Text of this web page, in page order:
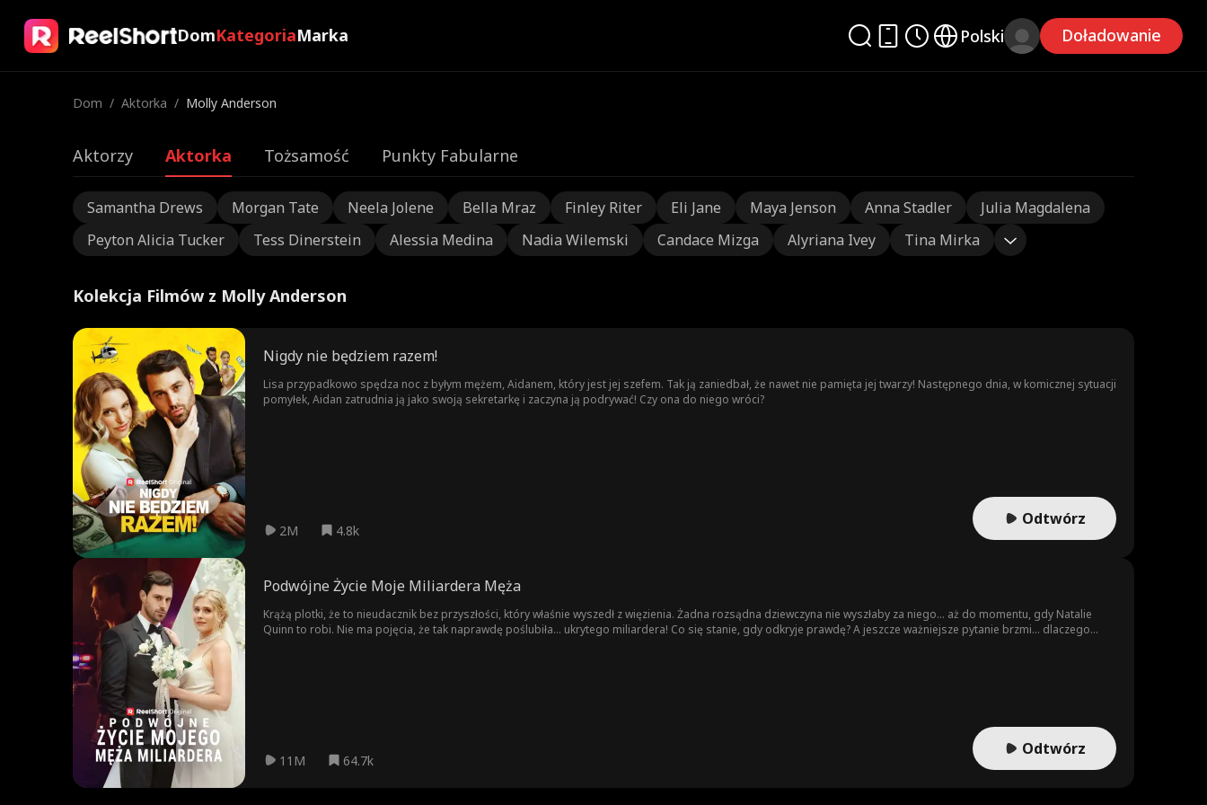
DomKategoriaMarka Polski Doładowanie
Dom / Aktorka / Molly Anderson
Aktorzy Aktorka Tożsamość Punkty Fabularne
Samantha Drews Morgan Tate Neela Jolene Bella Mraz Finley Riter Eli Jane Maya Jenson Anna Stadler
Julia Magdalena
Peyton Alicia Tucker
Tess Dinerstein Alessia Medina Nadia Wilemski Candace Mizga Alyriana Ivey Tina Mirka
Kolekcja Filmów z Molly Anderson
Nigdy nie będziem razem!
Lisa przypadkowo spędza noc z byłym mężem, Aidanem, który jest jej szefem. Tak ją zaniedbał, że nawet nie pamięta jej twarzy! Następnego dnia, w komicznej sytuacji
pomyłek, Aidan zatrudnia ją jako swoją sekretarkę i zaczyna ją podrywać! Czy ona do niego wróci?
2M 4.8k
Odtwórz
Podwójne Życie Moje Miliardera Męża
Krążą plotki, że to nieudacznik bez przyszłości, który właśnie wyszedł z więzienia. Żadna rozsądna dziewczyna nie wyszłaby za niego… aż do momentu, gdy Natalie
Quinn to robi. Nie ma pojęcia, że tak naprawdę poślubiła… ukrytego miliardera! Co się stanie, gdy odkryje prawdę? A jeszcze ważniejsze pytanie brzmi… dlaczego
11M 64.7k
Odtwórz